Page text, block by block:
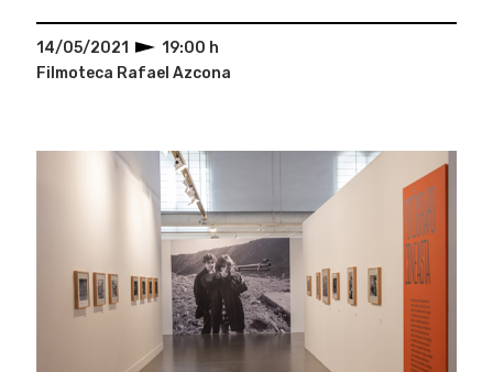
14/05/2021
19:00 h
Filmoteca Rafael Azcona